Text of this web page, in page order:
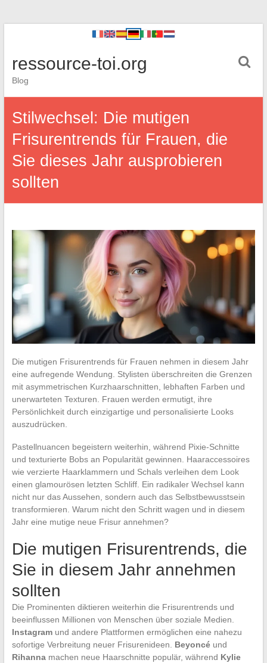
ressource-toi.org
Blog
Stilwechsel: Die mutigen
Frisurentrends für Frauen, die
Sie dieses Jahr ausprobieren
sollten
Die mutigen Frisurentrends für Frauen nehmen in diesem Jahr
eine aufregende Wendung. Stylisten überschreiten die Grenzen
mit asymmetrischen Kurzhaarschnitten, lebhaften Farben und
unerwarteten Texturen. Frauen werden ermutigt, ihre
Persönlichkeit durch einzigartige und personalisierte Looks
auszudrücken.
Pastellnuancen begeistern weiterhin, während Pixie-Schnitte
und texturierte Bobs an Popularität gewinnen. Haaraccessoires
wie verzierte Haarklammern und Schals verleihen dem Look
einen glamourösen letzten Schliff. Ein radikaler Wechsel kann
nicht nur das Aussehen, sondern auch das Selbstbewusstsein
transformieren. Warum nicht den Schritt wagen und in diesem
Jahr eine mutige neue Frisur annehmen?
Die mutigen Frisurentrends, die
Sie in diesem Jahr annehmen
sollten
Die Prominenten diktieren weiterhin die Frisurentrends und
beeinflussen Millionen von Menschen über soziale Medien.
Instagramund andere Plattformen ermöglichen eine nahezu
sofortige Verbreitung neuer Frisurenideen. Beyoncéund
Rihannamachen neue Haarschnitte populär, während Kylie